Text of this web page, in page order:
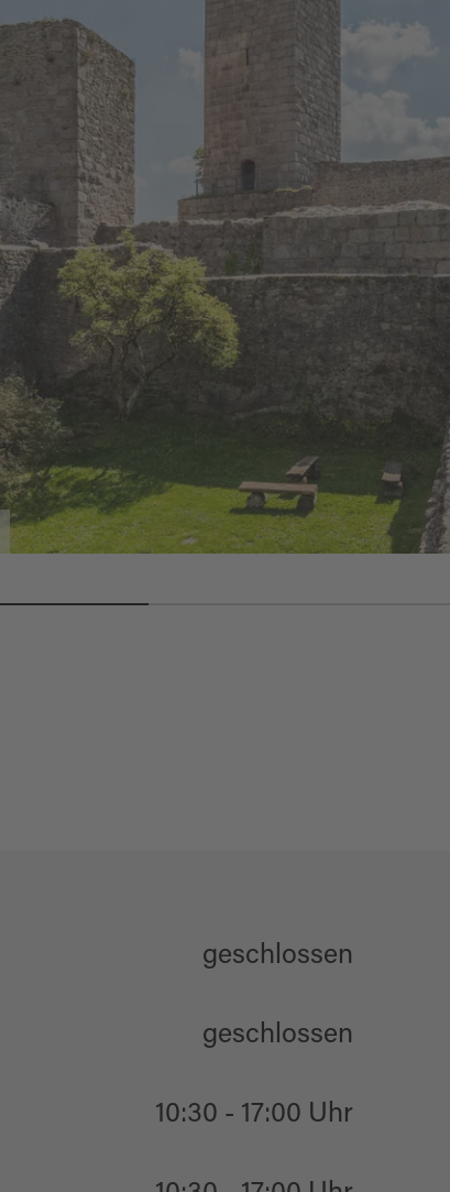
geschlossen
geschlossen
10:30 - 17:00 Uhr